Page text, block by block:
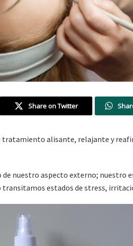
Share on Twitter
alisante, relajante y
nuestro aspecto externo; nuestro
estados de stress,